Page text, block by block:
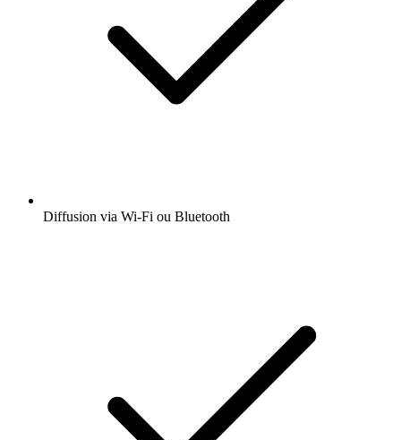
Diffusion via Wi-Fi ou Bluetooth